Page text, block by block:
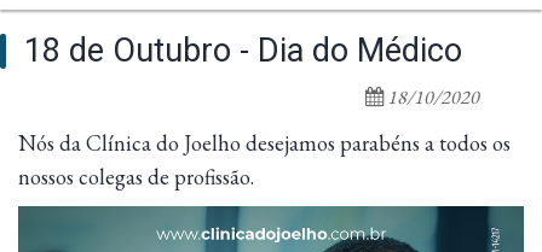
18 de Outubro - Dia do Médico
18/10/2020
Nós da Clínica do Joelho desejamos parabéns a todos os
nossos colegas de profissão.